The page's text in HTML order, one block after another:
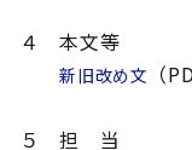
４ 本文等
新旧改め文 （
５ 担 当